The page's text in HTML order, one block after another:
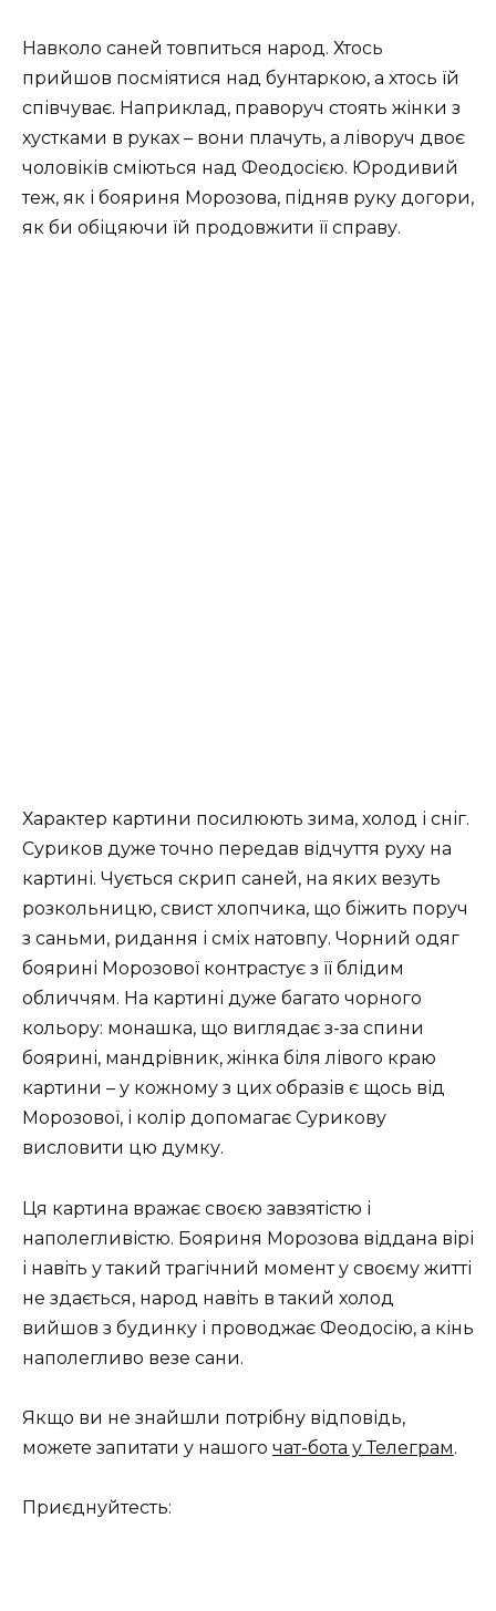
Навколо саней товпиться народ. Хтось
прийшов посміятися над бунтаркою, а хтось їй
співчуває. Наприклад, праворуч стоять жінки з
хустками в руках – вони плачуть, а ліворуч двоє
чоловіків сміються над Феодосією. Юродивий
теж, як і бояриня Морозова, підняв руку догори,
як би обіцяючи їй продовжити її справу.
Характер картини посилюють зима, холод і сніг.
Суриков дуже точно передав відчуття руху на
картині. Чується скрип саней, на яких везуть
розкольницю, свист хлопчика, що біжить поруч
з саньми, ридання і сміх натовпу. Чорний одяг
боярині Морозової контрастує з її блідим
обличчям. На картині дуже багато чорного
кольору: монашка, що виглядає з-за спини
боярині, мандрівник, жінка біля лівого краю
картини – у кожному з цих образів є щось від
Морозової, і колір допомагає Сурикову
висловити цю думку.
Ця картина вражає своєю завзятістю і
наполегливістю. Бояриня Морозова віддана вірі
і навіть у такий трагічний момент у своєму житті
не здається, народ навіть в такий холод
вийшов з будинку і проводжає Феодосію, а кінь
наполегливо везе сани.
Якщо ви не знайшли потрібну відповідь,
можете запитати у нашого чат-бота у Телеграм.
Приєднуйтесть: